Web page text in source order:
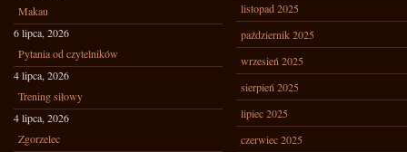
Makau
6 lipca, 2026
Pytania od czytelników
4 lipca, 2026
Trening siłowy
4 lipca, 2026
Zgorzelec
listopad 2025
październik 2025
wrzesień 2025
sierpień 2025
lipiec 2025
czerwiec 2025